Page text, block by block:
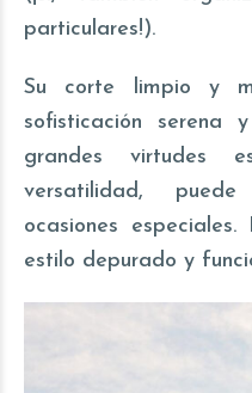
particulares!).
Su corte limpio y
sofisticación serena
grandes virtudes
versatilidad,
ocasiones
estilo depurado y